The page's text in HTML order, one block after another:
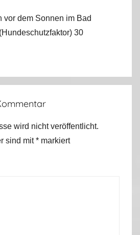
vor dem Sonnen im Bad
30
wird nicht veröffentlicht.
sind mit* markiert